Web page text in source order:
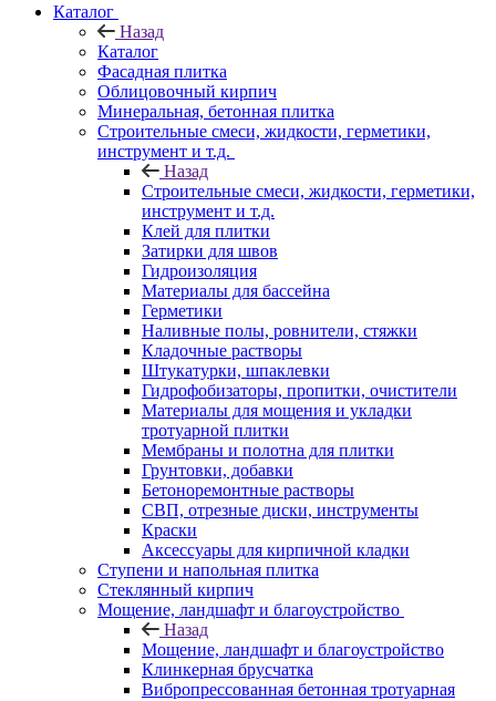
Каталог
Назад
Каталог
Фасадная плитка
Облицовочный кирпич
Минеральная, бетонная плитка
Строительные смеси, жидкости, герметики,
инструмент и т.д.
Назад
Строительные смеси, жидкости, герметики,
инструмент и т.д.
Клей для плитки
Затирки для швов
Гидроизоляция
Материалы для бассейна
Герметики
Наливные полы, ровнители, стяжки
Кладочные растворы
Штукатурки, шпаклевки
Гидрофобизаторы, пропитки, очистители
Материалы для мощения и укладки
тротуарной плитки
Мембраны и полотна для плитки
Грунтовки, добавки
Бетоноремонтные растворы
СВП, отрезные диски, инструменты
Краски
Аксессуары для кирпичной кладки
Ступени и напольная плитка
Cтеклянный кирпич
Мощение, ландшафт и благоустройство
Назад
Мощение, ландшафт и благоустройство
Клинкерная брусчатка
Вибропрессованная бетонная тротуарная